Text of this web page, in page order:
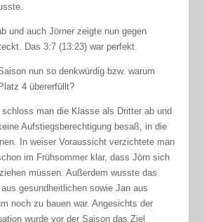
und auch Jörner zeigte nun gegen
Das 3:7 (13:23) war perfekt.
nun so denkwürdig bzw. warum
4 übererfüllt?
schloss man die Klasse als Dritter ab und
Aufstiegsberechtigung besaß, in die
In weiser Voraussicht verzichtete man
im Frühsommer klar, dass Jörn sich
müssen. Außerdem wusste das
gesundheitlichen sowie Jan aus
noch zu bauen war. Angesichts der
wurde vor der Saison das Ziel